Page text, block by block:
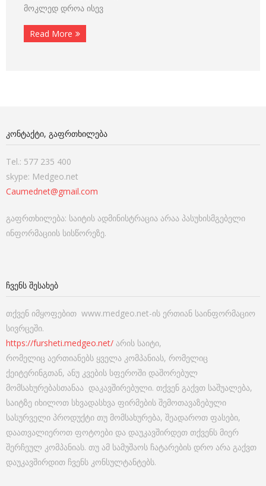
მოკლედ დროა ისევ
Read More
ᲙᲝᲜᲢᲐᲥᲢᲘ, ᲒᲐᲤᲠᲗᲮᲘᲚᲔᲑᲐ
Tel.: 577 235 400
skype: Medgeo.net
Caumednet@gmail.com
გაფრთხილება: საიტის ადმინისტრაცია არაა პასუხისმგებელი
ინფორმაციის სისწორეზე.
ᲩᲕᲔᲜᲡ ᲨᲔᲡᲐᲮᲔᲑ
თქვენ იმყოფებით www.medgeo.net-ის ერთიან საინფორმაციო
სივრცეში.
https://fursheti.medgeo.net/ არის საიტი,
რომელიც აერთიანებს ყველა კომპანიას, რომელიც
ქეიტერინგთან, ანუ კვების სფეროში დაშორებულ
მომსახურებასთანაა დაკავშირებული. თქვენ გაქვთ საშუალება,
საიტზე იხილოთ სხვადასხვა ფირმების შემოთავაზებული
სასურველი პროდუქტი თუ მომსახურება, შეადაროთ ფასები,
დაათვალიეროთ ფოტოები და დაუკავშირდეთ თქვენს მიერ
შერჩეულ კომპანიას. თუ ამ სამუშაოს ჩატარების დრო არა გაქვთ
დაუკავშირდით ჩვენს კონსულტანტებს.